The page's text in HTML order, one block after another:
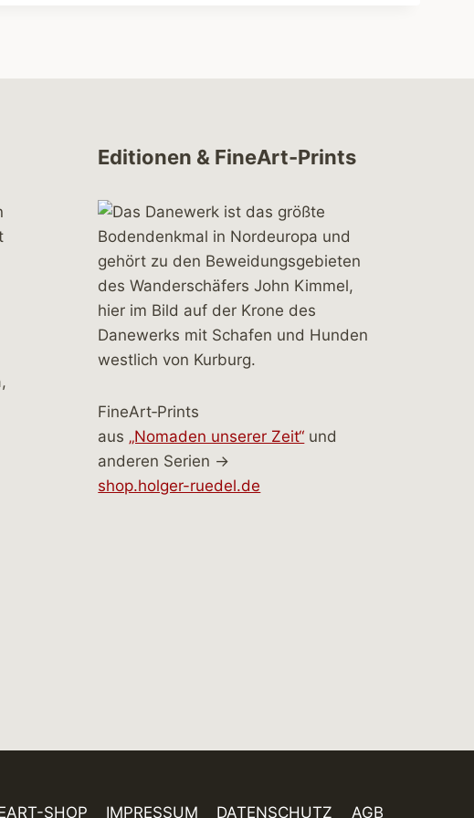
Editionen & FineArt-Prints
FineArt‑Prints
aus „Nomaden unserer Zeit“ und
anderen Serien →
shop.holger-ruedel.de
SHOP IMPRESSUM DATENSCHUTZ AGB